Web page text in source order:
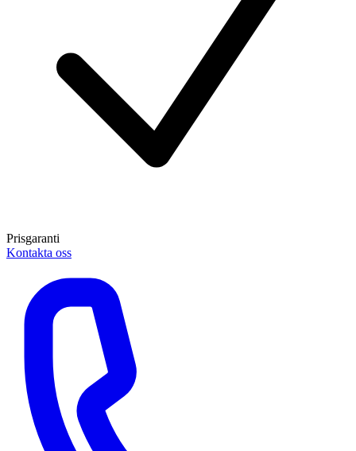
Prisgaranti
Kontakta oss